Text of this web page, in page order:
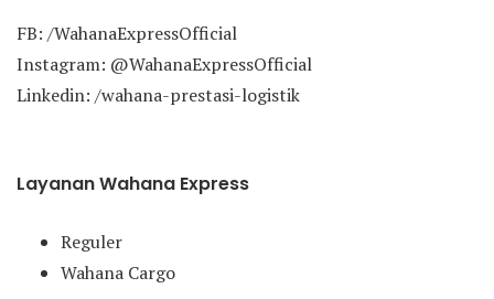
FB: /WahanaExpressOfficial
Instagram: @WahanaExpressOfficial
Linkedin: /wahana-prestasi-logistik
Layanan Wahana Express
Reguler
Wahana Cargo